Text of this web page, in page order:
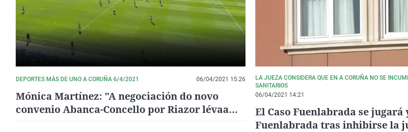
DEPORTES MÁS DE UNO A CORUÑA 6/4/2021 06/04/2021 15:26
Mónica Martínez: "A negociación do novo
convenio Abanca-Concello por Riazor lévaa
LA JUEZA CONSIDERA QUE EN A CORUÑA NO SE
SANITARIOS
06/04/2021 14:21
El Caso Fuenlabrada se jugará
Fuenlabrada tras inhibirse la